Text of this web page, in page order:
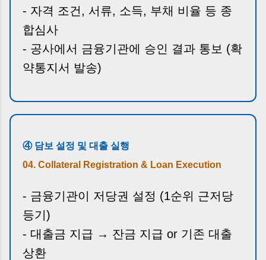
- 자격 조건, 서류, 소득, 부채 비율 등 종
합심사
- 공사에서 금융기관에 승인 결과 통보 (확
약통지서 발송)
④ 담보 설정 및 대출 실행
04. Collateral Registration & Loan Execution
- 금융기관이 저당권 설정 (1순위 근저당
등기)
- 대출금 지급 → 잔금 지급 or 기존 대출
상환